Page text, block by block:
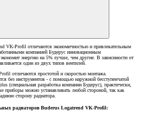
VK-Profil отличаются экономичностью и привлекательным
компанией Будерус инновационным
энергию на 5% лучше, чем другие. В зависимости от
один из двух типов вентилей.
отличаются простотой и скоростью монтажа.
без инструментов - с помощью наружной бесступенчатой
(специальная разработка компании Будерус), практически,
приборы можно устанавливать любой стороной, так как
сторону радиатора.
радиаторов Buderus Logatrend VK-Profil: